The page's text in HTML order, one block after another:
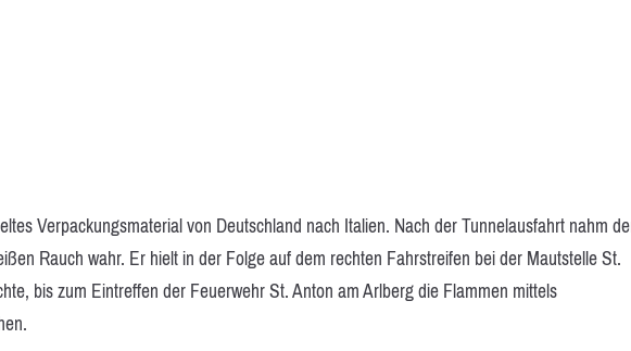
Verpackungsmaterial von Deutschland nach Italien. Nach der Tunnelausfahrt nahm
Rauch wahr. Er hielt in der Folge auf dem rechten Fahrstreifen bei der Mautstelle St.
bis zum Eintreffen der Feuerwehr St. Anton am Arlberg die Flammen mittels